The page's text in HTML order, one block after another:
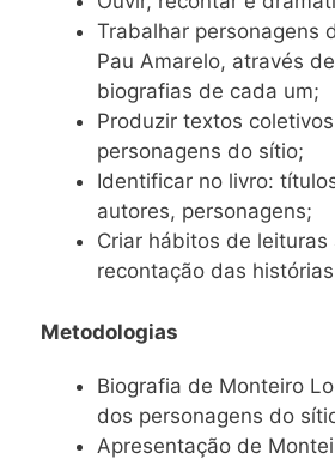
Trabalhar personagens
Pau Amarelo, através
biografias de cada um;
Produzir textos
personagens do sítio;
Identificar no livro:
autores, personagens;
Criar hábitos de leituras
recontação das
Metodologias
Biografia de Monteiro
dos personagens do
Apresentação de